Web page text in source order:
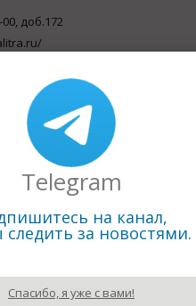
доб.172
обл., г.Краснозаводск,
общепромышленного
гидро- и
Asco Numatics, Asco
Mahle и др.
Telegram
на канал,
следить за новостями.
Спасибо, я уже с вами!